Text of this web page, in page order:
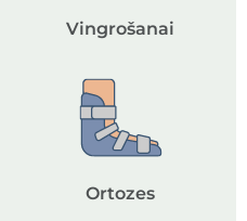
Vingrošanai
Ortozes